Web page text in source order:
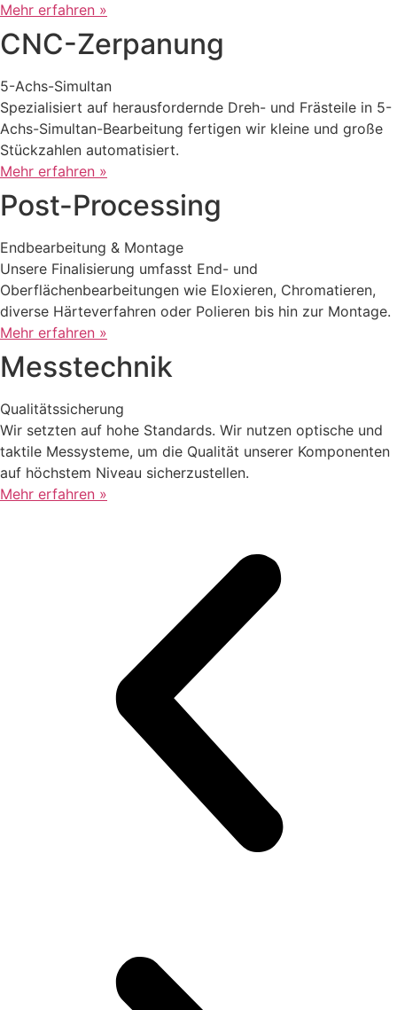
Mehr erfahren »
CNC-Zerpanung
5-Achs-Simultan
Spezialisiert auf herausfordernde Dreh- und Frästeile in 5-
Achs-Simultan-Bearbeitung fertigen wir kleine und große
Stückzahlen automatisiert.
Mehr erfahren »
Post-Processing
Endbearbeitung & Montage
Unsere Finalisierung umfasst End- und
Oberflächenbearbeitungen wie Eloxieren, Chromatieren,
diverse Härteverfahren oder Polieren bis hin zur Montage.
Mehr erfahren »
Messtechnik
Qualitätssicherung
Wir setzten auf hohe Standards. Wir nutzen optische und
taktile Messysteme, um die Qualität unserer Komponenten
auf höchstem Niveau sicherzustellen.
Mehr erfahren »